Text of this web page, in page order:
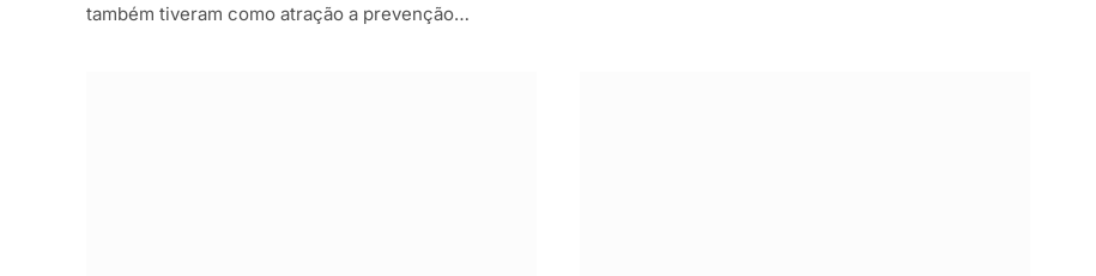
também tiveram como atração a prevenção…